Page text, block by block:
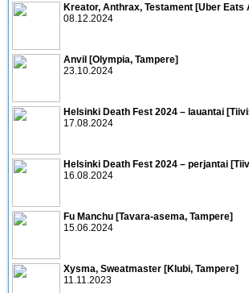
Kreator, Anthrax, Testament [Uber Eats
08.12.2024
Anvil [Olympia, Tampere]
23.10.2024
Helsinki Death Fest 2024 – lauantai
17.08.2024
Helsinki Death Fest 2024 – perjantai
16.08.2024
Fu Manchu [Tavara-asema, Tampere]
15.06.2024
Xysma, Sweatmaster [Klubi, Tampere]
11.11.2023